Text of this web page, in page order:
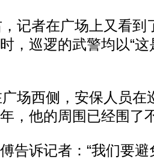
者在广场上又看到
，巡逻的武警均以“这
西侧，安保人员在
，他的周围已经围了
诉记者：“我们要避